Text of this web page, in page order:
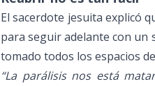
El sacerdote jesuita explicó
para seguir adelante con un
tomado todos los espacios
“La parálisis nos está